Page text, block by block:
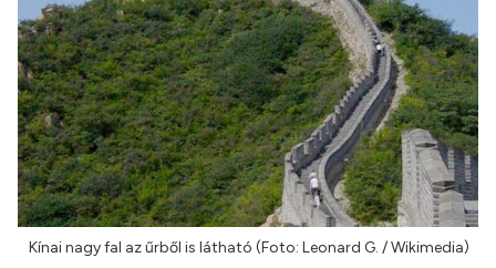
Kínai nagy fal az űrből is látható (Foto: Leonard G. / Wikimedia)